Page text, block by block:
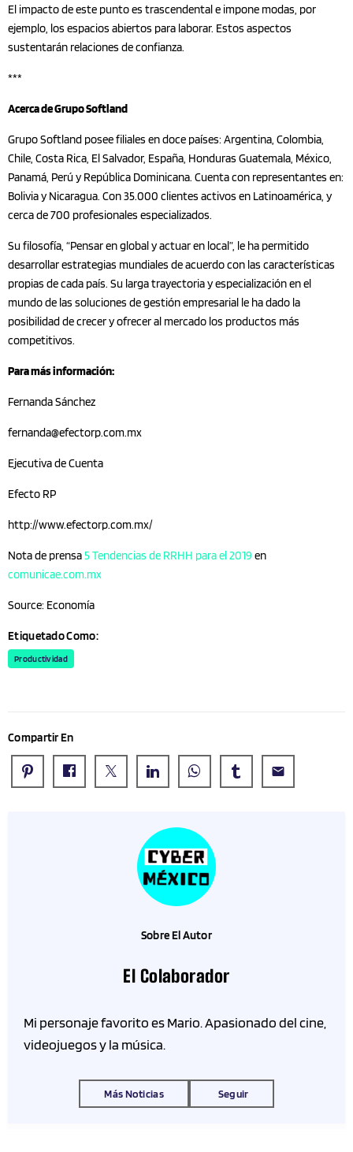
El impacto de este punto es trascendental e impone modas, por
ejemplo, los espacios abiertos para laborar. Estos aspectos
sustentarán relaciones de confianza.
***
Acerca de Grupo Softland
Grupo Softland posee filiales en doce países: Argentina, Colombia,
Chile, Costa Rica, El Salvador, España, Honduras Guatemala, México,
Panamá, Perú y República Dominicana. Cuenta con representantes en:
Bolivia y Nicaragua. Con 35.000 clientes activos en Latinoamérica, y
cerca de 700 profesionales especializados.
Su filosofía, “Pensar en global y actuar en local”, le ha permitido
desarrollar estrategias mundiales de acuerdo con las características
propias de cada país. Su larga trayectoria y especialización en el
mundo de las soluciones de gestión empresarial le ha dado la
posibilidad de crecer y ofrecer al mercado los productos más
competitivos.
Para más información:
Fernanda Sánchez
fernanda@efectorp.com.mx
Ejecutiva de Cuenta
Efecto RP
http://www.efectorp.com.mx/
Nota de prensa5 Tendencias de RRHH para el 2019 en
comunicae.com.mx
Source: Economía
Etiquetado Como:
Productividad
Compartir En
email
Sobre El Autor
El Colaborador
Mi personaje favorito es Mario. Apasionado del cine,
videojuegos y la música.
Más Noticias Seguir